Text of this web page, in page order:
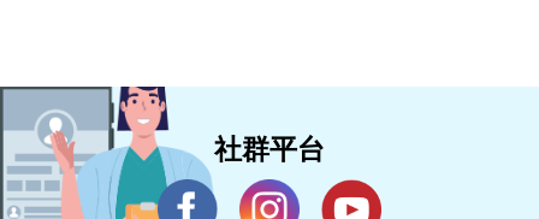
社群平台